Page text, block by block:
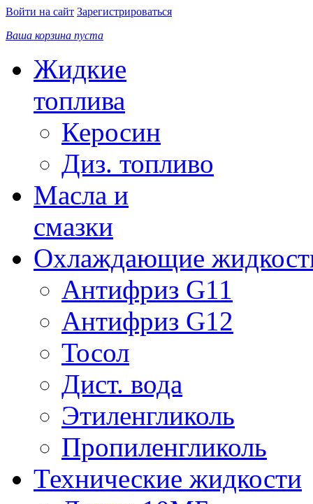
Войти на сайт Зарегистрироваться
Ваша корзина пуста
Жидкие
топлива
Керосин
Диз. топливо
Масла и
смазки
Охлаждающие
Антифриз G11
Антифриз G12
Тосол
Дист. вода
Этиленгликоль
Пропиленгликоль
Технические жидкости